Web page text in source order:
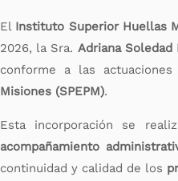
El Instituto Superior Huellas
2026, la Sra. Adriana Soledad
conforme a las
Misiones (SPEPM).
Esta incorporación se
acompañamiento
continuidad y calidad de los